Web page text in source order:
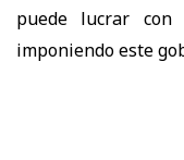
puede lucrar
imponiendo este